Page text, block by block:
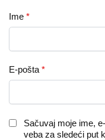
Ime *
E-pošta*
Sačuvaj moje ime,
veba za sledeći put